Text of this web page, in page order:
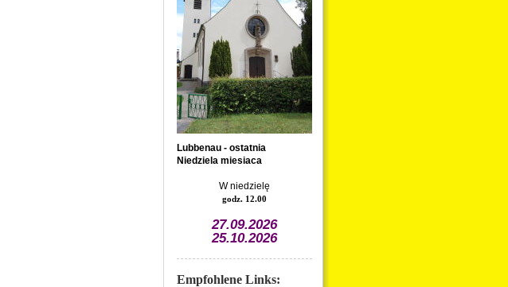
Lubbenau - ostatnia
Niedziela miesiaca
W niedzielę
godz. 12.00
27.09.2026
25.10.2026
Empfohlene Links: